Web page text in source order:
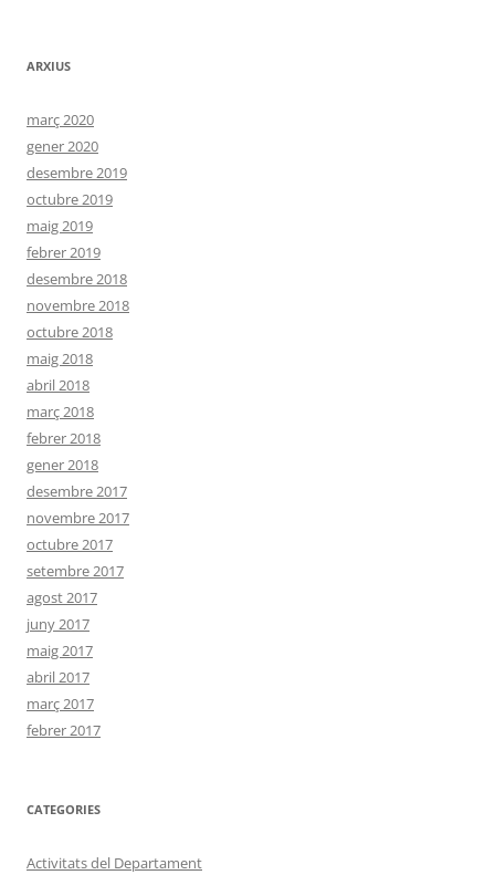
ARXIUS
març 2020
gener 2020
desembre 2019
octubre 2019
maig 2019
febrer 2019
desembre 2018
novembre 2018
octubre 2018
maig 2018
abril 2018
març 2018
febrer 2018
gener 2018
desembre 2017
novembre 2017
octubre 2017
setembre 2017
agost 2017
juny 2017
maig 2017
abril 2017
març 2017
febrer 2017
CATEGORIES
Activitats del Departament